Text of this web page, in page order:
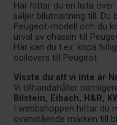
Här hittar du en lista
säljer bilutrustning till. Du
Peugeot-modell och du
urval av chassin till
Här kan du t.ex. köpa
coilovers till Peugeot.
Visste du att vi inte är
Vi tillhandahåller
Bilstein, Eibach, H&R,
I webbshoppen hittar du
ovanstående märken till